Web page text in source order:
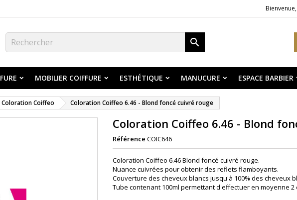
Bienvenue,

MOBILIER COIFFURE ESTHÉTIQUE MANUCURE ESPACE BARBIER
Coloration Coiffeo Coloration Coiffeo 6.46 - Blond foncé cuivré rouge
Coloration Coiffeo 6.46 - Blond
Référence COIC646
Coloration Coiffeo 6.46 Blond foncé cuivré rouge.
Nuance cuivrées pour obtenir des reflets flamboyants.
Couverture des cheveux blancs jusqu'à 100% des cheveux
Tube contenant 100ml permettant d'effectuer en moyenne 2